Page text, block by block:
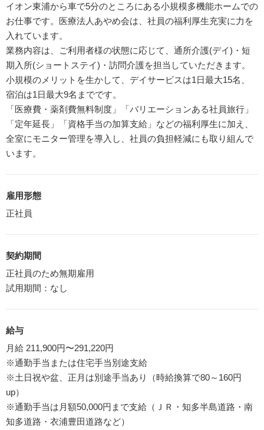
イオン東浦から車で5分のところにある小規模多機能ホームでの
お仕事です。医療法人あやめ会は、社員の福利厚生充実に力を
入れています。
業務内容は、ご利用者様の状態に応じて、通所介護(デイ)・短
期入所(ショートステイ)・訪問介護を担当していただきます。
小規模のメリットを生かして、デイサービスは1日最大15名、
宿泊は1日最大9名までです。
「医療費・薬剤費無料制度」「バリエーションある社員旅行」
「定年延長」「資格手当の加算支給」などの福利厚生に加え、
全室にモニター管理を導入し、社員の負担軽減にも取り組んで
います。
雇用形態
正社員
契約期間
正社員のため無期雇用
試用期間：なし
給与
月給 211,900円〜291,220円
※通勤手当または住宅手当別途支給
※土日祝や盆、正月は別途手当あり（時給換算で80～160円
up）
※通勤手当は月額50,000円まで支給（ＪＲ・知多半島道路・南
知多道路・衣浦豊田道路など）